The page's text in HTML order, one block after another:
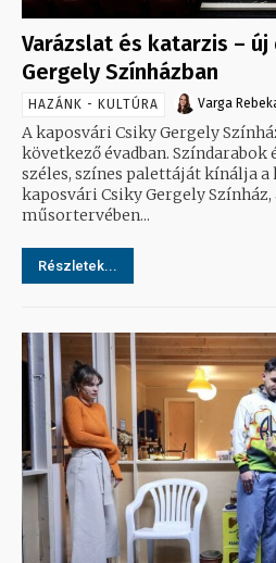
Varázslat és katarzis – új
Gergely Színházban
HAZÁNK - KULTÚRA Varga
A kaposvári Csiky Gergely
következő évadban. Színdarabok és remek szerepek
széles, színes palettáját kínálja a
kaposvári Csiky Gergely
műsortervében...
Részletek...